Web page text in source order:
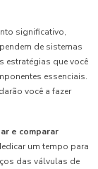
significativo,
de sistemas
estratégias que você
essenciais.
você a fazer
e comparar
um tempo para
das válvulas de